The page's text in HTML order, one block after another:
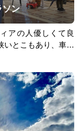
ソン
アの人優しくて良
いとこもあり、車通